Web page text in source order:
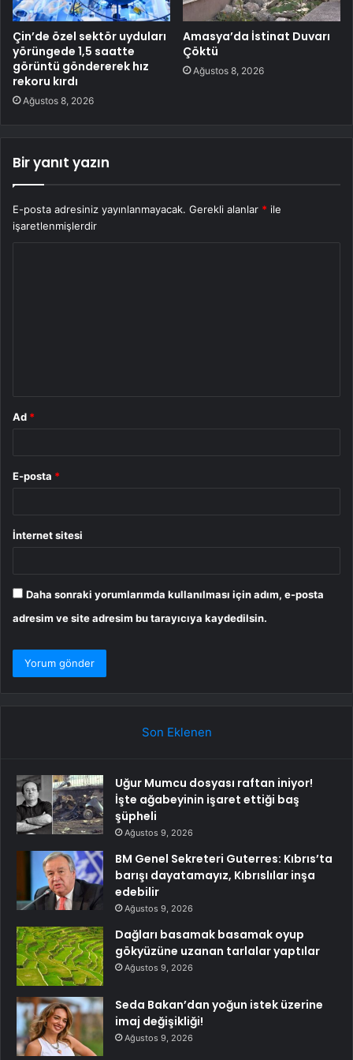
Çin’de özel sektör uyduları
yörüngede 1,5 saatte
görüntü göndererek hız
rekoru kırdı
Ağustos 8, 2026
Amasya’da İstinat Duvarı
Çöktü
Ağustos 8, 2026
Bir yanıt yazın
E-posta adresiniz yayınlanmayacak. Gerekli alanlar * ile
işaretlenmişlerdir
Ad *
E-posta *
İnternet sitesi
Daha sonraki yorumlarımda kullanılması için adım, e-posta
adresim ve site adresim bu tarayıcıya kaydedilsin.
Son Eklenen
Uğur Mumcu dosyası raftan iniyor!
İşte ağabeyinin işaret ettiği baş
şüpheli
Ağustos 9, 2026
BM Genel Sekreteri Guterres: Kıbrıs’ta
barışı dayatamayız, Kıbrıslılar inşa
edebilir
Ağustos 9, 2026
Dağları basamak basamak oyup
gökyüzüne uzanan tarlalar yaptılar
Ağustos 9, 2026
Seda Bakan’dan yoğun istek üzerine
imaj değişikliği!
Ağustos 9, 2026